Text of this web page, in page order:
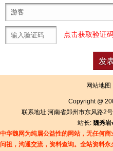
点击获取验证
网站地图
Copyright @
联系地址:河南省郑州市东风路2
站长: 魏秀岩
中华魏网为纯属公益性的网站，无任何
问祖，沟通交流，资料查询。全站资料